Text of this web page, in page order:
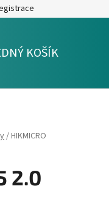
Moje objednávka
KOŠÍK
/HIKMICRO
2.0